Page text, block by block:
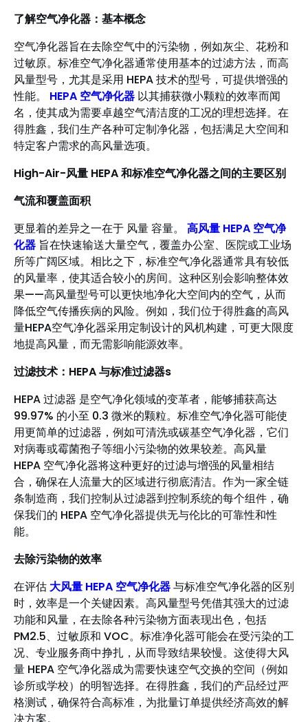
了解空气净化器：基本概念
空气净化器旨在去除空气中的污染物，例如灰尘、花粉和
过敏原。标准空气净化器通常使用基本的过滤方法，而高
风量型号，尤其是采用 HEPA 技术的型号，可提供增强的
性能。 HEPA 空气净化器 以其捕获微小颗粒的效率而闻
名，使其成为需要卓越空气清洁度的工况的理想选择。在
得胜鑫，我们生产各种可定制净化器，包括满足大空间和
特定客户需求的高风量选项。
High-Air-风量 HEPA 和标准空气净化器之间的主要区别
气流和覆盖面积
更显着的差异之一在于 风量 容量。 高风量 HEPA 空气净
化器 旨在快速输送大量空气，覆盖办公室、医院或工业场
所等广阔区域。相比之下，标准空气净化器通常具有较低
的风量率，使其适合较小的房间。这种区别会影响整体效
果——高风量型号可以更快地净化大空间内的空气，从而
降低空气传播疾病的风险。例如，我们位于得胜鑫的高风
量HEPA空气净化器采用定制设计的风机构建，可更大限度
地提高风量，而无需影响能源效率。
过滤技术：HEPA 与标准过滤器s
HEPA 过滤器 是空气净化领域的变革者，能够捕获高达
99.97% 的小至 0.3 微米的颗粒。标准空气净化器可能使
用更简单的过滤器，例如可清洗或碳基空气净化器，它们
对病毒或霉菌孢子等细小污染物的效果较差。高风量
HEPA 空气净化器将这种更好的过滤与增强的风量相结
合，确保在人流量大的区域进行彻底清洁。作为一家全链
条制造商，我们控制从过滤器到控制系统的每个组件，确
保我们的 HEPA 空气净化器提供无与伦比的可靠性和性
能。
去除污染物的效率
在评估大风量 HEPA 空气净化器与标准空气净化器的区别
时，效率是一个关键因素。高风量型号凭借其强大的过滤
功能和风量，在去除各种污染物方面表现出色，包括
PM2.5、过敏原和 VOC。标准净化器可能会在受污染的工
况、专业服务商中挣扎，从而导致结果较慢。这使得大风
量 HEPA 空气净化器成为需要快速空气交换的空间（例如
诊所或学校）的明智选择。在得胜鑫，我们的产品经过严
格测试，确保符合高标准，为批量订单提供经济高效的解
决方案。